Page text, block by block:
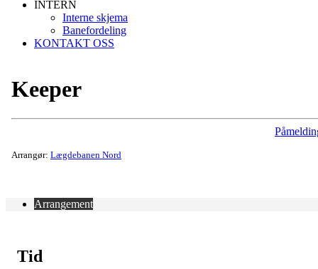
INTERN
Interne skjema
Banefordeling
KONTAKT OSS
Keeper
Arrangør: Lægdebanen Nord
Arrangement
Tid